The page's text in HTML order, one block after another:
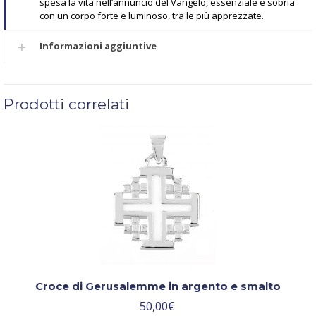
con un corpo forte e luminoso, tra le più apprezzate.
Informazioni aggiuntive
Prodotti correlati
Croce di Gerusalemme in argento e smalto
50,00€